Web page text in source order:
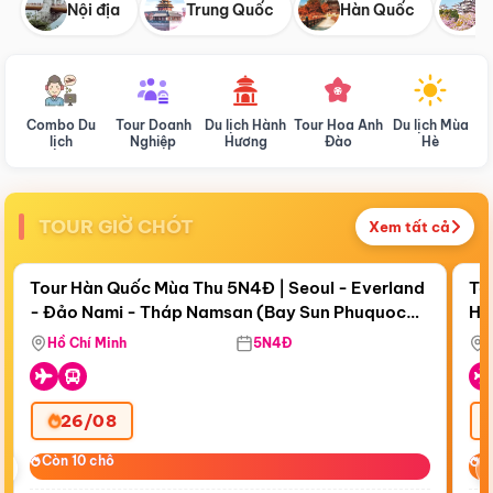
Nội địa Trung Quốc Hàn Quốc
Combo Du
lịch
Tour Doanh
Nghiệp
Du lịch Hành
Hương
Tour Hoa Anh
Đào
Du lịch Mùa
Hè
TOUR GIỜ CHÓT Xem tất cả
Còn18 ngày 23:10:51
Điểm nổi bật
Tour Hàn Quốc Mùa Thu 5N4Đ | Seoul - Everland
- Đảo Nami - Tháp Namsan (Bay Sun Phuquoc
Airways)
Hồ Chí Minh 5N4Đ
26/08
Còn 10 chỗ
Còn 10 chỗ